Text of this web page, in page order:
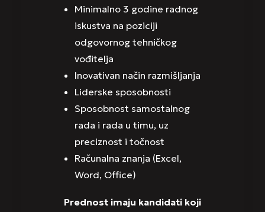
Minimalno 3 godine radnog
iskustva na poziciji
odgovornog tehničkog
vođitelja
Inovativan način razmišljanja
Liderske sposobnosti
Sposobnost samostalnog
rada i rada u timu, uz
preciznost i točnost
Računalna znanja (Excel,
Word, Office)
Prednost imaju kandidati koji